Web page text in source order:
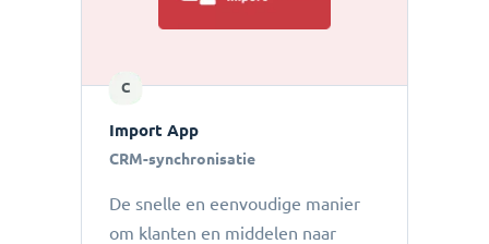
C
Import App
CRM-synchronisatie
De snelle en eenvoudige manier
om klanten en middelen naar